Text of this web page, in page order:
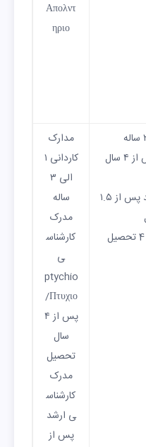
Απολντ
ηριο
مدرک کارشناسی پس از ۴ سال
مدرک کارشناسی ارشد پس از ۱.۵
مدارک
کاردانی ۱
الی ۳
ساله
مدرک
کارشناس
ی
ptychio
/Πτυχιο
پس از ۴
سال
تحصیل
مدرک
کارشناس
ی ارشد
پس از